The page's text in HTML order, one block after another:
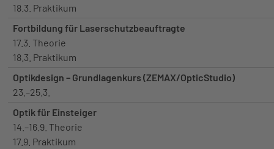
18.3. Praktikum
Fortbildung für Laserschutzbeauftragte
17.3. Theorie
18.3. Praktikum
Optikdesign – Grundlagenkurs (ZEMAX/OpticStudio)
23.–25.3.
Optik für Einsteiger
14.–16.9. Theorie
17.9. Praktikum